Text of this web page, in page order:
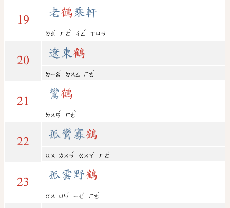
19
老鶴乘軒
ㄌㄠ
ˇ
ㄏㄜ
ˋ
ㄔㄥ
ˊ
ㄒㄩㄢ
20
遼東鶴
ㄌㄧㄠ
ˊ
ㄉㄨㄥ ㄏㄜ
ˋ
21
鸞鶴
ㄌㄨㄢ
ˊ
ㄏㄜ
ˋ
22
孤鸞寡鶴
ㄍㄨ ㄌㄨㄢ
ˊ
ㄍㄨㄚ
ˇ
ㄏㄜ
ˋ
23
孤雲野鶴
ㄍㄨ ㄩㄣ
ˊ
ㄧㄝ
ˇ
ㄏㄜ
ˋ